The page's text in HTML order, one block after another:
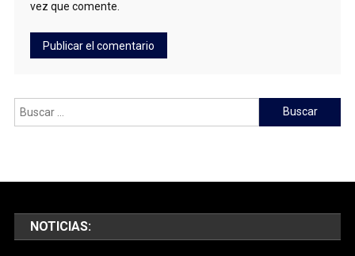
vez que comente.
Buscar:
NOTICIAS: